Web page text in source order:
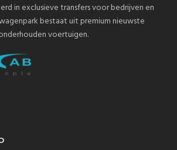
in exclusieve transfers voor bedrijven en
bestaat uit premium nieuwste
voertuigen.